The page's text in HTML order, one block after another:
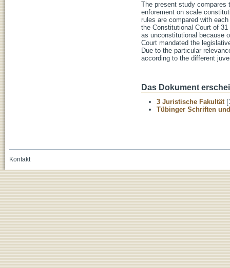
The present study compares
enforement on scale
rules are compared with
the Constitutional Court of
as unconstitutional because
Court mandated the
Due to the particular
according to the different
Das Dokument
3 Juristische Fakultät
Tübinger Schriften
Kontakt